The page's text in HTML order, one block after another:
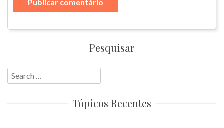
Pesquisar
Search
for:
Tópicos Recentes